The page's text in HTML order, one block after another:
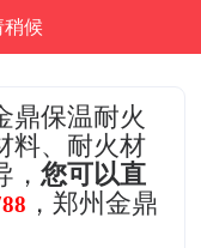
候
鼎保温耐火
料、耐火材
，您可以直
，郑州金鼎